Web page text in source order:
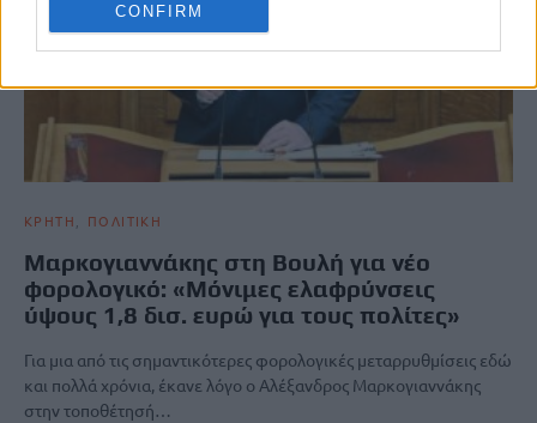
CONFIRM
ΚΡΗΤΗ ΠΟΛΙΤΙΚΗ
Μαρκογιαννάκης στη Βουλή για νέο
φορολογικό: «Μόνιμες ελαφρύνσεις
ύψους 1,8 δισ. ευρώ για τους πολίτες»
Για μια από τις σημαντικότερες φορολογικές μεταρρυθμίσεις εδώ
και πολλά χρόνια, έκανε λόγο ο Αλέξανδρος Μαρκογιαννάκης
στην τοποθέτησή…